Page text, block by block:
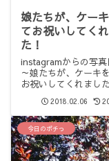
娘たちが、ケー
てお祝いしてく
た！
instagramからの写真
～娘たちが、ケーキ
お祝いしてくれまし
のスポンジに、私の
ちごと生クリームの
り！ホワイトチョコ
は、長っ子の手書き
味しくいただきまし
うそくの数が年齢と
2018.02.06
今日のポチっ